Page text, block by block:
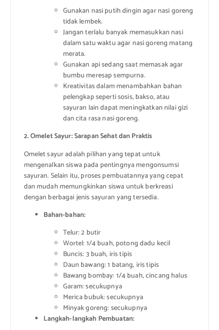
Gunakan nasi putih dingin agar nasi goreng
tidak lembek.
Jangan terlalu banyak memasukkan nasi
dalam satu waktu agar nasi goreng matang
merata.
Gunakan api sedang saat memasak agar
bumbu meresap sempurna.
Kreativitas dalam menambahkan bahan
pelengkap seperti sosis, bakso, atau
sayuran lain dapat meningkatkan nilai gizi
dan cita rasa nasi goreng.
2. Omelet Sayur: Sarapan Sehat dan Praktis
Omelet sayur adalah pilihan yang tepat untuk
mengenalkan siswa pada pentingnya mengonsumsi
sayuran. Selain itu, proses pembuatannya yang cepat
dan mudah memungkinkan siswa untuk berkreasi
dengan berbagai jenis sayuran yang tersedia.
Bahan-bahan:
Telur: 2 butir
Wortel: 1/4 buah, potong dadu kecil
Buncis: 3 buah, iris tipis
Daun bawang: 1 batang, iris tipis
Bawang bombay: 1/4 buah, cincang halus
Garam: secukupnya
Merica bubuk: secukupnya
Minyak goreng: secukupnya
Langkah-langkah Pembuatan: